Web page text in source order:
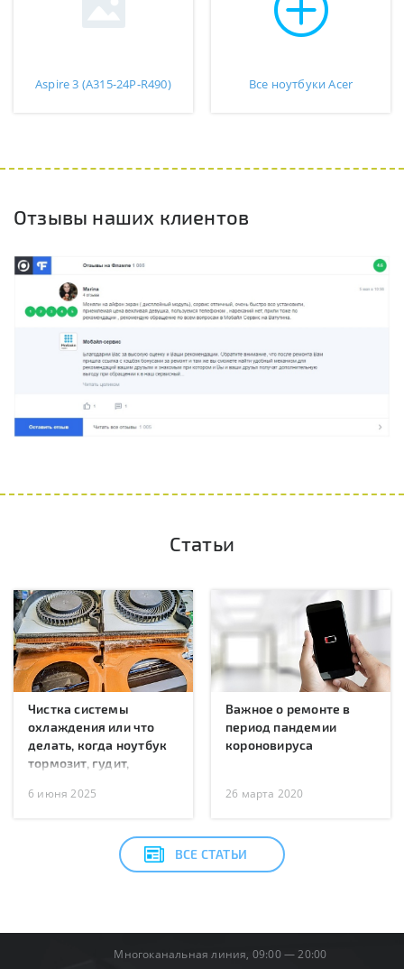
Aspire 3 (A315-24P-R490) Все ноутбуки Acer
Отзывы наших клиентов
Статьи
Чистка системы
охлаждения или что
делать, когда ноутбук
тормозит, гудит,
перезагружается?
6 июня 2025
Важное о ремонте в
период пандемии
короновируса
26 марта 2020
ВСЕ СТАТЬИ
Многоканальная линия, 09:00 — 20:00